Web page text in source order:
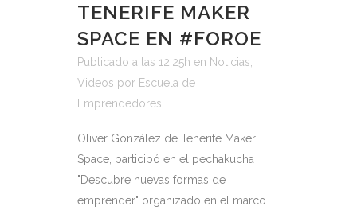
TENERIFE MAKER
SPACE EN #FOROE
Publicado a las 12:25h en Noticias
Videos por Escuela de
Emprendedores
Oliver González de Tenerife Maker
Space, participó en el pechakucha
"Descubre nuevas formas de
emprender" organizado en el marco